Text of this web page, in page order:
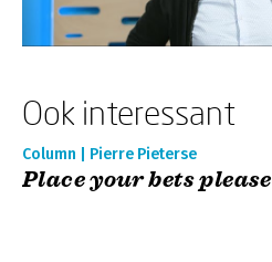
Ook interessant
Column | Pierre Pieterse
Place your bets please